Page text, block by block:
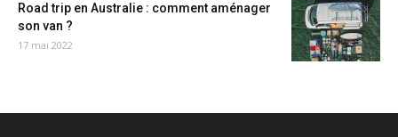
Road trip en Australie : comment aménager
son van ?
17 mai 2022